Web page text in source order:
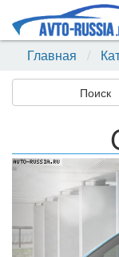
Главная
Поиск
Назад